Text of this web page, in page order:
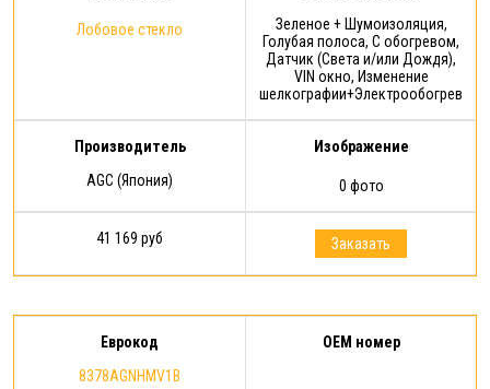
Лобовое стекло
Зеленое + Шумоизоляция,
Голубая полоса, С обогревом,
Датчик (Света и/или Дождя),
VIN окно, Изменение
шелкографии+Электрообогрев
Производитель
AGC (Япония)
Изображение
0 фото
41 169 руб Заказать
Еврокод
8378AGNHMV1B
OEM номер